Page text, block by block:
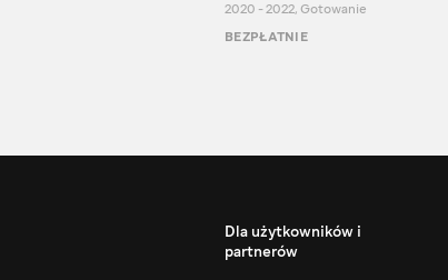
2020 - 2022, Gotowanie
BEZPŁATNIE
Dla użytkowników i
partnerów